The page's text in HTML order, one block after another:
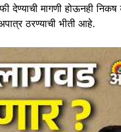
देण्याची मागणी होऊनही
ठरण्याची भीती आहे.